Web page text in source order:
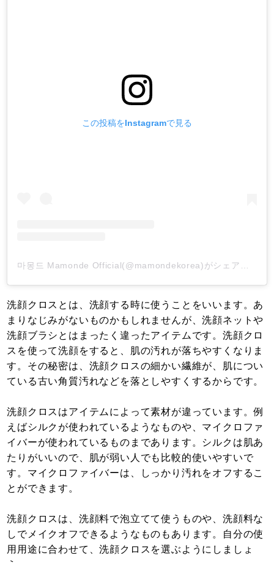
この投稿をInstagramで見る
洗顔クロスとは、洗顔する時に使うことをいいます。あ
まりなじみがないものかもしれませんが、洗顔ネットや
洗顔ブラシとはまったく違ったアイテムです。洗顔クロ
スを使って洗顔をすると、肌の汚れが落ちやすくなりま
す。その秘密は、洗顔クロスの細かい繊維が、肌につい
ている古い角質汚れなどを落としやすくするからです。
洗顔クロスはアイテムによって素材が違っています。例
えばシルクが使われているようなものや、マイクロファ
イバーが使われているものまであります。シルクは肌あ
たりがいいので、肌が弱い人でも比較的使いやすいで
す。マイクロファイバーは、しっかり汚れをオフするこ
とができます。
洗顔クロスは、洗顔料で泡立てて使うものや、洗顔料な
しでメイクオフできるようなものもあります。自分の使
用用途に合わせて、洗顔クロスを選ぶようにしましょ